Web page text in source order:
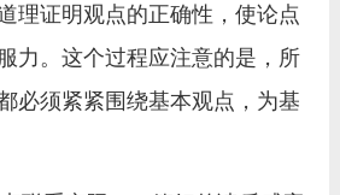
理证明观点的正确性，使论点
力。这个过程应注意的是，所
必须紧紧围绕基本观点，为基